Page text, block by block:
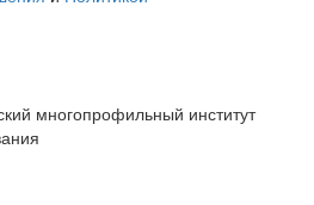
многопрофильный институт